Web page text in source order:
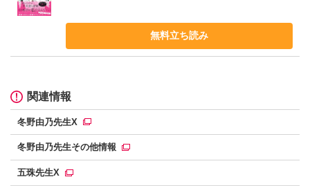
無料立ち読み
関連情報
冬野由乃先生X
冬野由乃先生その他情報
五珠先生X